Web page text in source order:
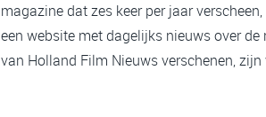
magazine dat zes keer per jaar
een website met dagelijks nieuws over
van Holland Film Nieuws verschenen,